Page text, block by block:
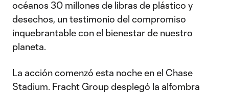
océanos 30 millones de libras de plástico y
desechos, un testimonio del compromiso
inquebrantable con el bienestar de nuestro
planeta.
La acción comenzó esta noche en el Chase
Stadium. Fracht Group desplegó la alfombra